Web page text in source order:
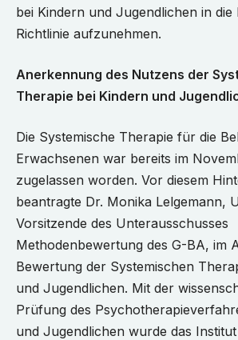
bei Kindern und Jugendlichen in
Richtlinie aufzunehmen.
Anerkennung des Nutzens der
Therapie bei Kindern und
Die Systemische Therapie für die
Erwachsenen war bereits im
zugelassen worden. Vor diesem
beantragte Dr. Monika Lelgemann,
Vorsitzende des Unterausschusses
Methodenbewertung des G-BA, im
Bewertung der Systemischen
und Jugendlichen. Mit der
Prüfung des
und Jugendlichen wurde das